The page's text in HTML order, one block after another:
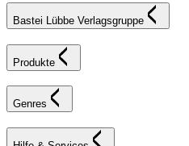
Bastei Lübbe Verlagsgruppe
Produkte
Genres